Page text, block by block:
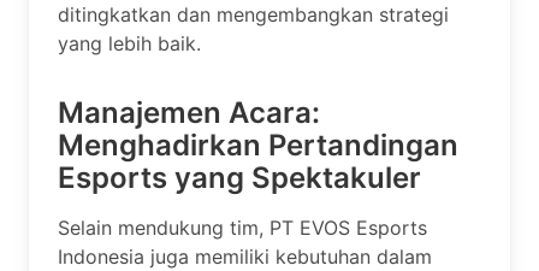
ditingkatkan dan mengembangkan strategi
yang lebih baik.
Manajemen Acara:
Menghadirkan Pertandingan
Esports yang Spektakuler
Selain mendukung tim, PT EVOS Esports
Indonesia juga memiliki kebutuhan dalam